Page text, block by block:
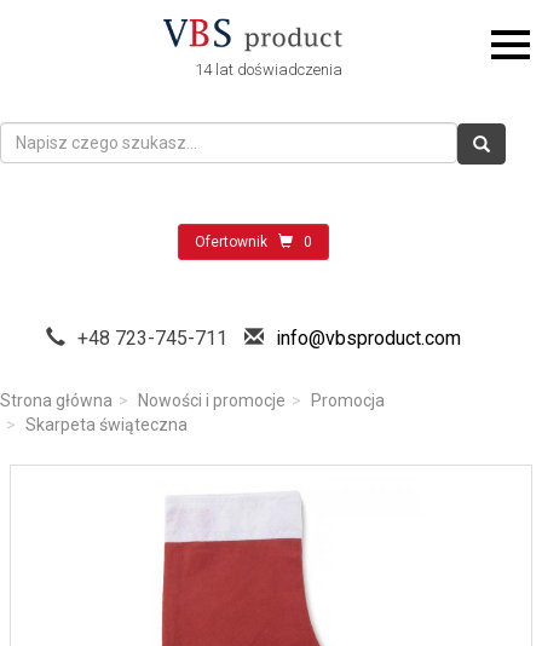
14 lat doświadczenia
Ofertownik 0
+48 723-745-711 info@vbsproduct.com
Strona główna Nowości i promocje
Promocja
Skarpeta świąteczna